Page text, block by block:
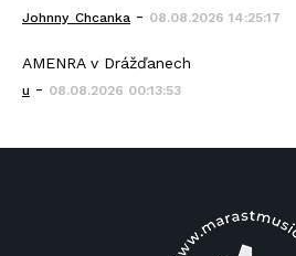
Johnny_Chcanka - 08.08.2026 14:25:17
AMENRA v Drážďanech
u - 08.08.2026 00:13:53